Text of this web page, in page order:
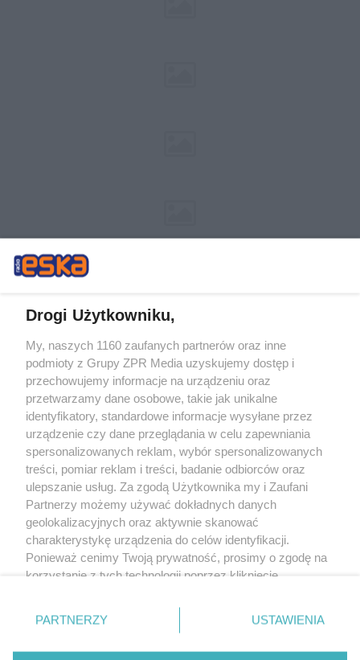
Żaden utwór zamieszczony w serwisie nie może być powielany i
rozpowszechniany lub dalej rozpowszechniany w jakikolwiek sposób (w
tym także elektroniczny lub mechaniczny) na jakimkolwiek polu
eksploatacji w jakiejkolwiek formie, włącznie z umieszczaniem w Internecie
bez pisemnej zgody właściciela praw. Jakiekolwiek użycie lub
wykorzystanie utworów w całości lub w części z naruszeniem prawa, tzn.
bez właściwej zgody, jest zabronione pod groźbą kary i może być ścigane
prawnie.
O nas
Drogi Użytkowniku,
My, naszych 1160 zaufanych partnerów oraz inne
podmioty z Grupy ZPR Media uzyskujemy dostęp i
przechowujemy informacje na urządzeniu oraz
przetwarzamy dane osobowe, takie jak unikalne
identyfikatory, standardowe informacje wysyłane przez
urządzenie czy dane przeglądania w celu zapewniania
spersonalizowanych reklam, wybór spersonalizowanych
treści, pomiar reklam i treści, badanie odbiorców oraz
ulepszanie usług. Za zgodą Użytkownika my i Zaufani
Partnerzy możemy używać dokładnych danych
geolokalizacyjnych oraz aktywnie skanować
charakterystykę urządzenia do celów identyfikacji.
Ponieważ cenimy Twoją prywatność, prosimy o zgodę na
korzystanie z tych technologii poprzez kliknięcie
zmienić/wycofać klikając przycisk ustawień prywatności
znajdujący się w lewym dolnym rogu strony
rodzaje przetwarzania danych nie wymagają zgody
PARTNERZY USTAWIENIA